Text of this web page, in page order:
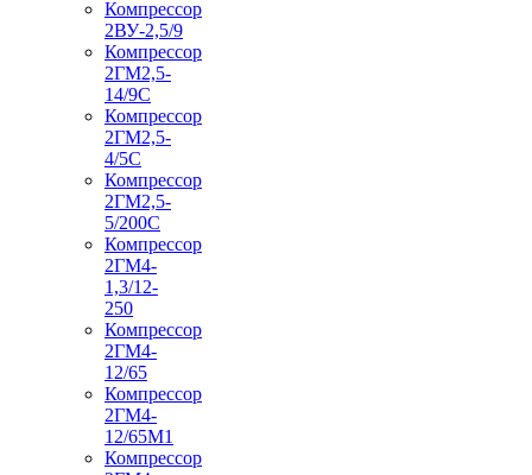
Компрессор
2ВУ-2,5/9
Компрессор
2ГМ2,5-
14/9С
Компрессор
2ГМ2,5-
4/5С
Компрессор
2ГМ2,5-
5/200С
Компрессор
2ГМ4-
1,3/12-
250
Компрессор
2ГМ4-
12/65
Компрессор
2ГМ4-
12/65М1
Компрессор